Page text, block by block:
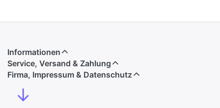
Informationen
Service, Versand & Zahlung
Firma, Impressum & Datenschutz
↓